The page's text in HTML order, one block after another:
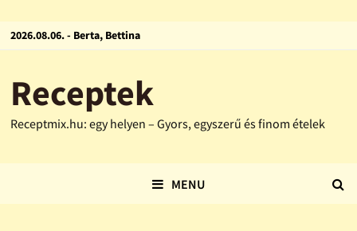
2026.08.06. - Berta, Bettina
Receptek
Receptmix.hu: egy helyen – Gyors, egyszerű és finom ételek
MENU